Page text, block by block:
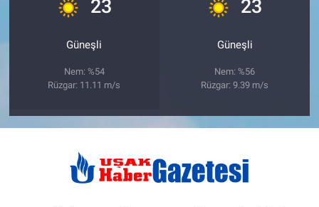
23
Güneşli
Nem: %54
Rüzgar: 11.11 m/s
23
Güneşli
Nem: %56
Rüzgar: 9.39 m/s